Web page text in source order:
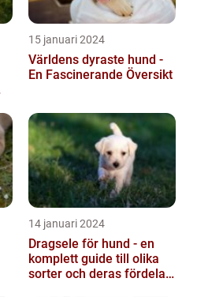
15 januari 2024
Världens dyraste hund -
En Fascinerande Översikt
14 januari 2024
Dragsele för hund - en
komplett guide till olika
sorter och deras fördelar